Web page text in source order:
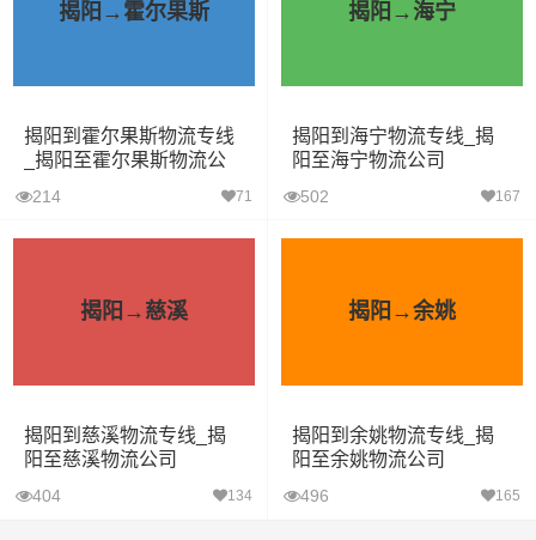
揭阳→霍尔果斯
揭阳到霍尔果斯物流专线
_揭阳至霍尔果斯物流公
214 71
揭阳→海宁
揭阳到海宁物流专线_揭
阳至海宁物流公司
502 167
揭阳→慈溪
揭阳到慈溪物流专线_揭
阳至慈溪物流公司
404 134
揭阳→余姚
揭阳到余姚物流专线_揭
阳至余姚物流公司
496 165